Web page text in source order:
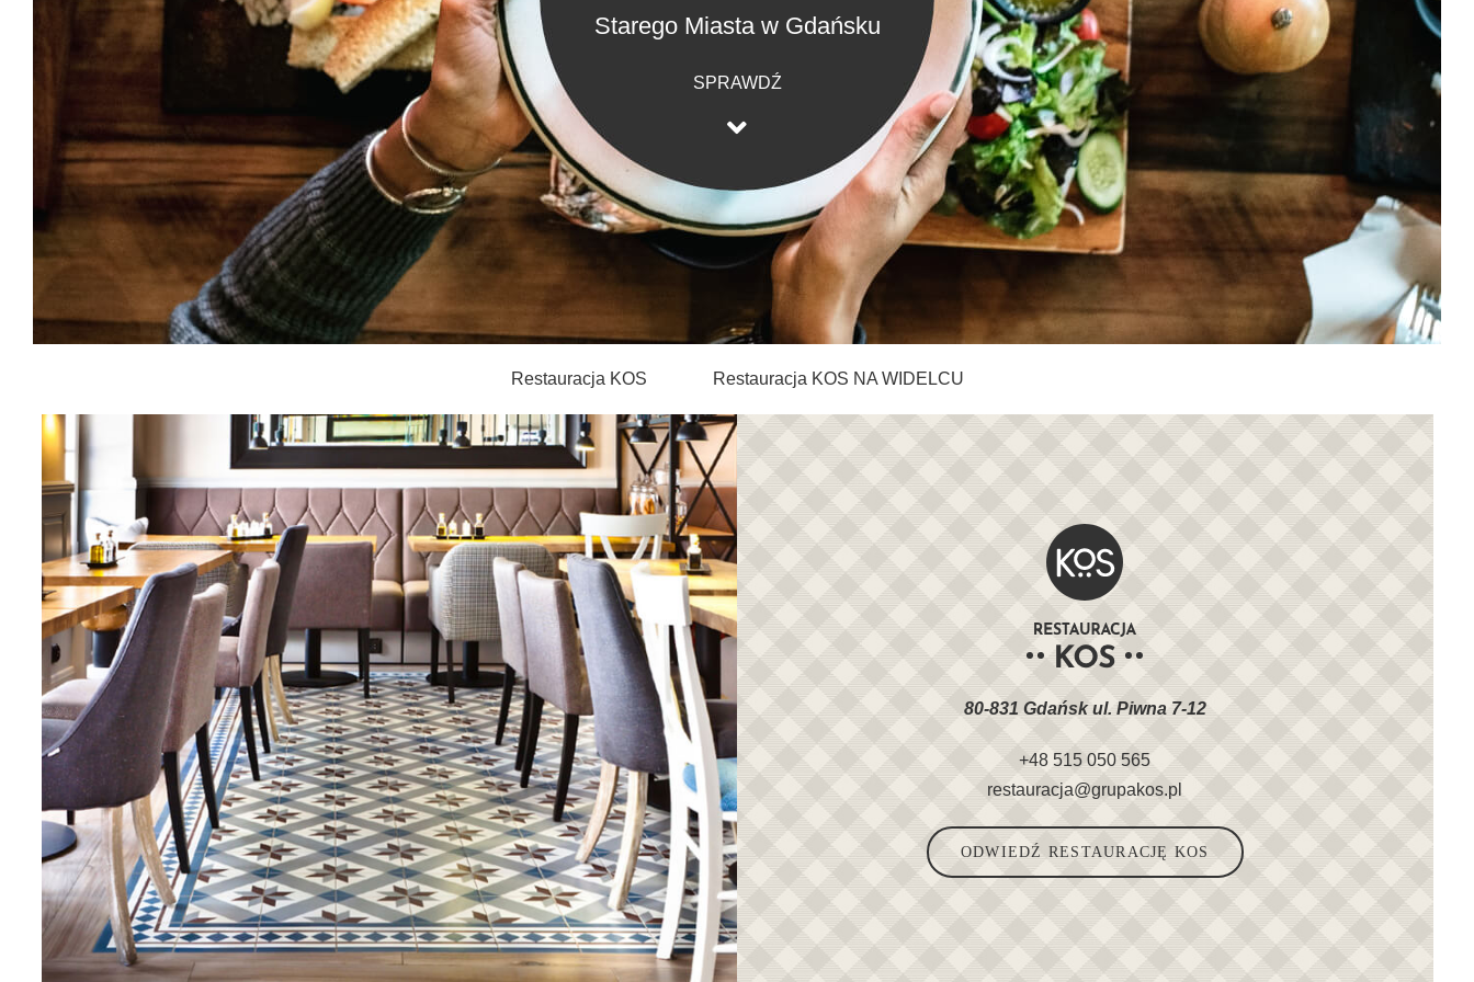
Starego Miasta w Gdańsku
SPRAWDŹ
Restauracja KOS Restauracja KOS NA WIDELCU
80-831 Gdańsk ul. Piwna 7-12
+48 515 050 565
restauracja@grupakos.pl
ODWIEDŹ RESTAURACJĘ KOS